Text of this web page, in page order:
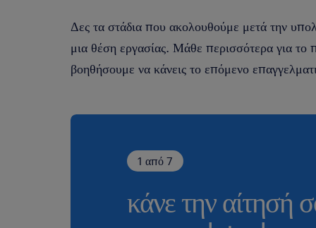
Δες τα στάδια που ακολουθούμε μετά την
μια θέση εργασίας. Μάθε περισσότερα για
βοηθήσουμε να κάνεις το επόμενο
1 από 7
κάνε την αίτησή